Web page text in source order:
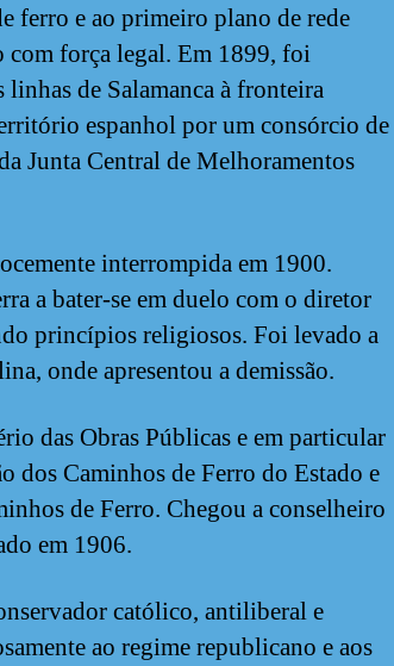
ferro e ao primeiro plano de rede
força legal. Em 1899, foi
de Salamanca à fronteira
espanhol por um consórcio de
Junta Central de Melhoramentos
interrompida em 1900.
a bater-se em duelo com o diretor
princípios religiosos. Foi levado a
onde apresentou a demissão.
das Obras Públicas e em particular
dos Caminhos de Ferro do Estado e
de Ferro. Chegou a conselheiro
em 1906.
católico, antiliberal e
ao regime republicano e aos